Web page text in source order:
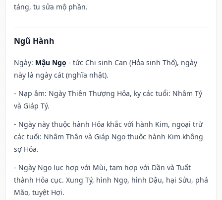
táng, tu sửa mộ phần.
Ngũ Hành
Ngày: Mậu Ngọ - tức Chi sinh Can (Hỏa sinh Thổ), ngày
này là ngày cát (nghĩa nhật).
- Nạp âm: Ngày Thiên Thượng Hỏa, kỵ các tuổi: Nhâm Tý
và Giáp Tý.
- Ngày này thuộc hành Hỏa khắc với hành Kim, ngoại trừ
các tuổi: Nhâm Thân và Giáp Ngọ thuộc hành Kim không
sợ Hỏa.
- Ngày Ngọ lục hợp với Mùi, tam hợp với Dần và Tuất
thành Hỏa cục. Xung Tý, hình Ngọ, hình Dậu, hại Sửu, phá
Mão, tuyệt Hợi.